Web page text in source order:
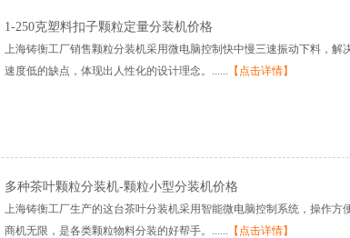
1-250克塑料扣子颗粒定量分装机价格
上海铸衡工厂销售颗粒分装机采用微电脑控制快中慢三速振动下料，
速度低的缺点，体现出人性化的设计理念。...... 【点击详情】
多种茶叶颗粒分装机-颗粒小型分装机价格
上海铸衡工厂生产的这台茶叶分装机采用智能微电脑控制系统，操作
商机无限，是各类颗粒物料分装的好帮手。...... 【点击详情】